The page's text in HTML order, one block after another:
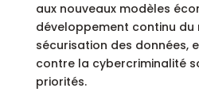
aux nouveaux modèles
développement continu du
sécurisation des données,
contre la cybercriminalité
priorités.